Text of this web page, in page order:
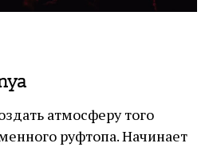
атмосферу того
руфтопа. Начинает